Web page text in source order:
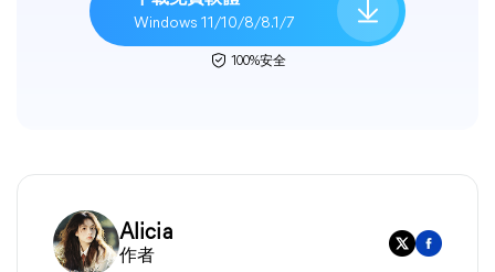
Windows 11/10/8/8.1/7
100%安全
Alicia
作者